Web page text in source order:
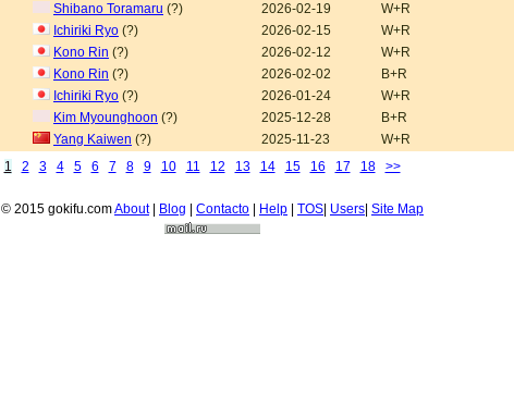
Shibano Toramaru (?) 2026-02-19
W+R
Ichiriki Ryo (?) 2026-02-15
W+R
Kono Rin (?) 2026-02-12
W+R
Kono Rin (?) 2026-02-02
B+R
Ichiriki Ryo (?) 2026-01-24
W+R
Kim Myounghoon (?) 2025-12-28
B+R
Yang Kaiwen (?) 2025-11-23
W+R
1
2 3 4 5 6 7 8 9 10 11 12 13 14 15 16 17 18 >>
© 2015 gokifu.comAbout| Blog | Contacto | Help | TOS| Users| Site Map